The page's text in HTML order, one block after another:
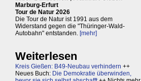
Marburg-Erfurt
Tour de Natur 2026
Die Tour de Natur ist 1991 aus dem
Widerstand gegen die "Thüringer-Wald-
Autobahn" entstanden. [mehr]
Weiterlesen
Kreis Gießen: B49-Neubau verhindern ++
Neues Buch: Die Demokratie überwinden,